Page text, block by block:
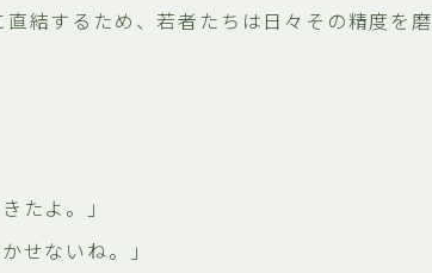
結するため、若者たちは日々その精度を磨
たよ。」
せないね。」